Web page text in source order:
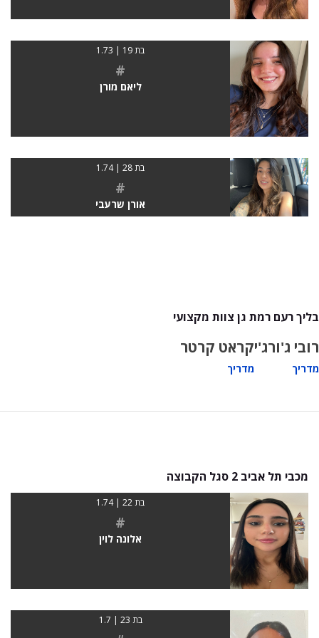
בת 19 | 1.73
#
ליאם מורן
בת 28 | 1.74
#
אורן שרעבי
בליך רעם רמת גן צוות מקצועי
רובי ג'ורג'י
מדריך
קראט קרטר
מדריך
מכבי תל אביב 2 סגל הקבוצה
בת 22 | 1.74
#
אלונה לוין
בת 23 | 1.7